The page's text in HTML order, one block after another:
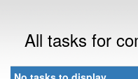
All tasks for